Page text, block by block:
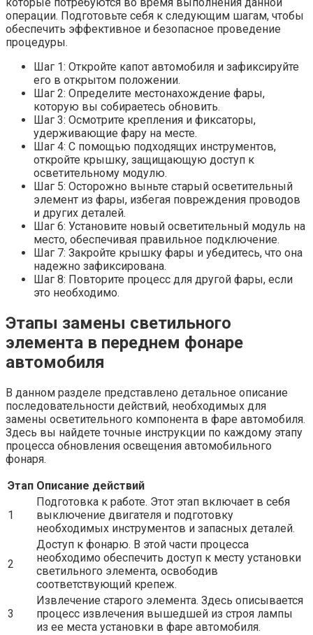
операции. Подготовьте себя к следующим шагам, чтобы
обеспечить эффективное и безопасное проведение
процедуры.
Шаг 1: Откройте капот автомобиля и зафиксируйте
его в открытом положении.
Шаг 2: Определите местонахождение фары,
которую вы собираетесь обновить.
Шаг 3: Осмотрите крепления и фиксаторы,
удерживающие фару на месте.
Шаг 4: С помощью подходящих инструментов,
откройте крышку, защищающую доступ к
осветительному модулю.
Шаг 5: Осторожно выньте старый осветительный
элемент из фары, избегая повреждения проводов
и других деталей.
Шаг 6: Установите новый осветительный модуль на
место, обеспечивая правильное подключение.
Шаг 7: Закройте крышку фары и убедитесь, что она
надежно зафиксирована.
Шаг 8: Повторите процесс для другой фары, если
это необходимо.
Этапы замены светильного
элемента в переднем фонаре
автомобиля
В данном разделе представлено детальное описание
последовательности действий, необходимых для
замены осветительного компонента в фаре автомобиля.
Здесь вы найдете точные инструкции по каждому этапу
процесса обновления освещения автомобильного
фонаря.
Этап Описание действий
1
Подготовка к работе. Этот этап включает в себя
выключение двигателя и подготовку
необходимых инструментов и запасных деталей.
2
Доступ к фонарю. В этой части процесса
необходимо обеспечить доступ к месту установки
светильного элемента, освободив
соответствующий крепеж.
3
Извлечение старого элемента. Здесь описывается
процесс извлечения вышедшей из строя лампы
из ее места установки в фаре автомобиля.